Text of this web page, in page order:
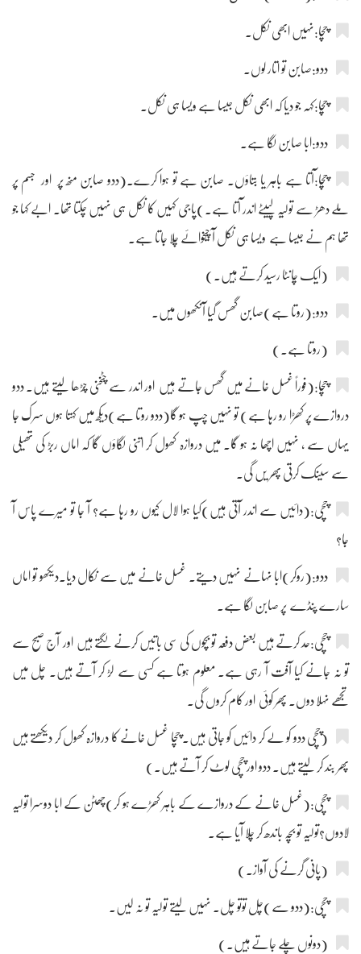
چچا:نہیں ابھی نکل۔
ددو:صابن تو اتار لوں۔
چچا:کہہ جو دیا کہ ابھی نکل جیسا ہے ویسا ہی نکل۔
ددو:ابا صابن لگا ہے۔
چچا:آتا ہے باہر یا بتاؤں۔ صابن ہے تو ہوا کرے۔(ددو صابن منھ پر اور جسم پر
ملے دھڑ سے تولیہ لپیٹے اندر آتا ہے۔)پاجی کہیں کا نکل ہی نہیں چکتا تھا۔ ابے کہا جو
تھا ہم نے جیسا ہے ویسا ہی نکل آ چیخوائے چلا جاتا ہے۔
(ایک چانٹا رسید کرتے ہیں۔)
ددو:(روتا ہے)صابن گھس گیا آنکھوں میں۔
(روتا ہے۔)
چچا:(فوراً غسل خانے میں گھس جاتے ہیں اور اندر سے چٹخنی چڑھا لیتے ہیں۔ ددو
دروازے پر کھڑا رو رہا ہے) تو نہیں چپ ہو گا(ددو روتا ہے)دیکھ میں کہتا ہوں سرک جا
یہاں سے ، نہیں اچھا نہ ہو گا۔ میں دروازہ کھول کر اتنی لگاؤں گا کہ اماں ربڑ کی تھیلی
سے سینک کرتی پھر یں گی۔
چچی:(دائیں سے اندر آتی ہیں)کیا ہوا لال کیوں رو رہا ہے؟ آ جا تو میرے پاس آ
جا؟
ددو:(روکر)ابا نہانے نہیں دیتے۔ غسل خانے میں سے نکال دیا۔دیکھو تو اماں
سارے پنڈے پر صابن لگا ہے۔
چچی:حد کرتے ہیں بعض دفعہ تو بچوں کی سی باتیں کرنے لگتے ہیں اور آج صبح سے
تو نہ جانے کیا آفت آ رہی ہے۔ معلوم ہوتا ہے کسی سے لڑ کر آتے ہیں۔ چل میں
تجھے نہلا دوں۔ پھر کوئی اور کام کروں گی۔
(چچی ددو کو لے کر دائیں کو جاتی ہیں۔ چچا غسل خانے کا دروازہ کھول کر دیکھتے ہیں
پھر بند کر لیتے ہیں۔ ددو اور چچی لوٹ کر آتے ہیں۔)
چچی:(غسل خانے کے دروازے کے باہر کھڑے ہو کر)چھٹن کے ابا دوسرا تولیہ
لادوں؟تولیہ تو بچہ باندھ کر چلا آیا ہے۔
(پانی گرنے کی آواز۔)
چچی:(ددو سے)چل توتو چل۔ نہیں لیتے تولیہ تو نہ لیں۔
(دونوں چلے جاتے ہیں۔)